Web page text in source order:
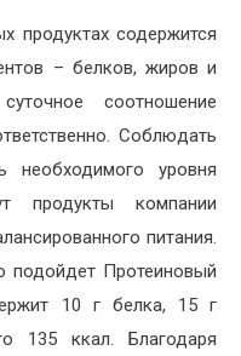
продуктах содержится
– белков, жиров и
соотношение
Соблюдать
необходимого уровня
продукты компании
питания.
подойдет Протеиновый
10 г белка, 15 г
135 ккал. Благодаря